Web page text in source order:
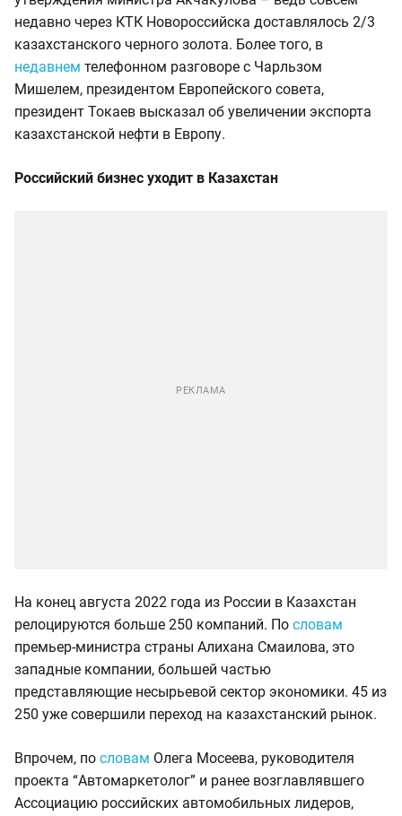
недавно через КТК Новороссийска доставлялось 2/3
казахстанского черного золота. Более того, в
недавнем телефонном разговоре с Чарльзом
Мишелем, президентом Европейского совета,
президент Токаев высказал об увеличении экспорта
казахстанской нефти в Европу.
Российский бизнес уходит в Казахстан
На конец августа 2022 года из России в Казахстан
релоцируются больше 250 компаний. По словам
премьер-министра страны Алихана Смаилова, это
западные компании, большей частью
представляющие несырьевой сектор экономики. 45 из
250 уже совершили переход на казахстанский рынок.
Впрочем, по словам Олега Мосеева, руководителя
проекта “Автомаркетолог” и ранее возглавлявшего
Ассоциацию российских автомобильных лидеров,